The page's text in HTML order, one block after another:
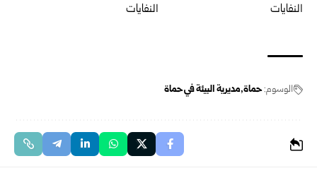
الوسوم:حماة مديرية البيئة في حماة